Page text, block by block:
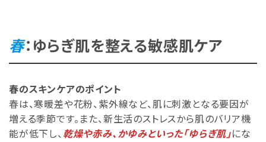
春：ゆらぎ肌を整える敏感肌ケア
春のスキンケアのポイント
春は、寒暖差や花粉、紫外線など、肌に刺激となる要因が
増える季節です。また、新生活のストレスから肌のバリア機
能が低下し、 乾燥や赤み、かゆみといった「ゆらぎ肌」にな